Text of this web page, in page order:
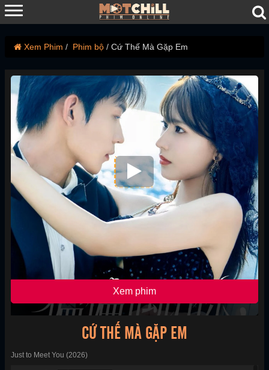
Xem Phim Phim bộ Cứ Thế Mà Gặp Em
Xem phim
CỨ THẾ MÀ GẶP EM
Just to Meet You (2026)